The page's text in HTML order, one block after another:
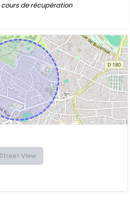
de récupération
Street View